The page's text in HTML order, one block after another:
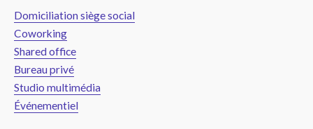
Domiciliation siège social
Coworking
Shared office
Bureau privé
Studio multimédia
Événementiel